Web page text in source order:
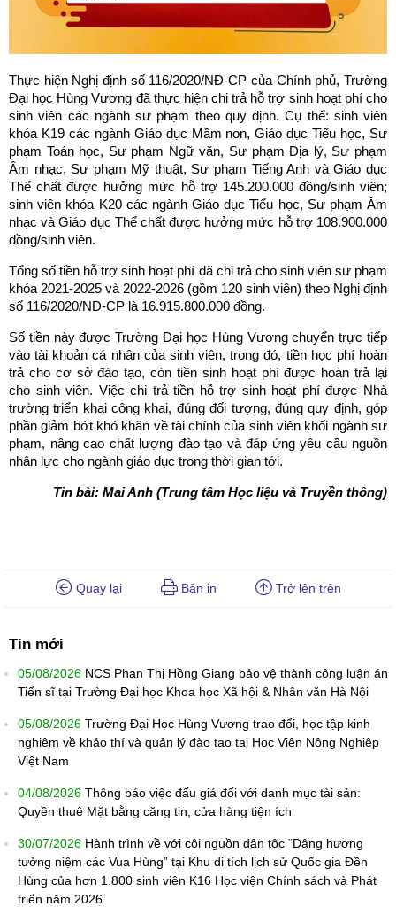
Thực hiện Nghị định số 116/2020/NĐ-CP của Chính phủ, Trường
Đại học Hùng Vương đã thực hiện chi trả hỗ trợ sinh hoạt phí cho
sinh viên các ngành sư phạm theo quy định. Cụ thể: sinh viên
khóa K19 các ngành Giáo dục Mầm non, Giáo dục Tiểu học, Sư
phạm Toán học, Sư phạm Ngữ văn, Sư phạm Địa lý, Sư phạm
Âm nhạc, Sư phạm Mỹ thuật, Sư phạm Tiếng Anh và Giáo dục
Thể chất được hưởng mức hỗ trợ 145.200.000 đồng/sinh viên;
sinh viên khóa K20 các ngành Giáo dục Tiểu học, Sư phạm Âm
nhạc và Giáo dục Thể chất được hưởng mức hỗ trợ 108.900.000
đồng/sinh viên.
Tổng số tiền hỗ trợ sinh hoạt phí đã chi trả cho sinh viên sư phạm
khóa 2021-2025 và 2022-2026 (gồm 120 sinh viên) theo Nghị định
số 116/2020/NĐ-CP là 16.915.800.000 đồng.
Số tiền này được Trường Đại học Hùng Vương chuyển trực tiếp
vào tài khoản cá nhân của sinh viên, trong đó, tiền học phí hoàn
trả cho cơ sở đào tạo, còn tiền sinh hoạt phí được hoàn trả lại
cho sinh viên. Việc chi trả tiền hỗ trợ sinh hoạt phí được Nhà
trường triển khai công khai, đúng đối tượng, đúng quy định, góp
phần giảm bớt khó khăn về tài chính của sinh viên khối ngành sư
phạm, nâng cao chất lượng đào tạo và đáp ứng yêu cầu nguồn
nhân lực cho ngành giáo dục trong thời gian tới.
Tin bài: Mai Anh (Trung tâm Học liệu và Truyền thông)
Quay lại Bản in Trở lên trên
Tin mới
05/08/2026 NCS Phan Thị Hồng Giang bảo vệ thành công luận án
Tiến sĩ tại Trường Đại học Khoa học Xã hội & Nhân văn Hà Nội
05/08/2026 Trường Đại Học Hùng Vương trao đổi, học tập kinh
nghiệm về khảo thí và quản lý đào tạo tại Học Viện Nông Nghiệp
Việt Nam
04/08/2026 Thông báo việc đấu giá đối với danh mục tài sản:
Quyền thuê Mặt bằng căng tin, cửa hàng tiện ích
30/07/2026 Hành trình về với cội nguồn dân tộc “Dâng hương
tưởng niệm các Vua Hùng” tại Khu di tích lịch sử Quốc gia Đền
Hùng của hơn 1.800 sinh viên K16 Học viện Chính sách và Phát
triển năm 2026